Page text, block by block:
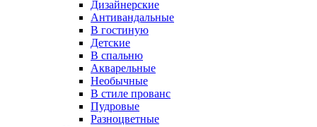
Дизайнерские
Антивандальные
В гостиную
Детские
В спальню
Акварельные
Необычные
В стиле прованс
Пудровые
Разноцветные